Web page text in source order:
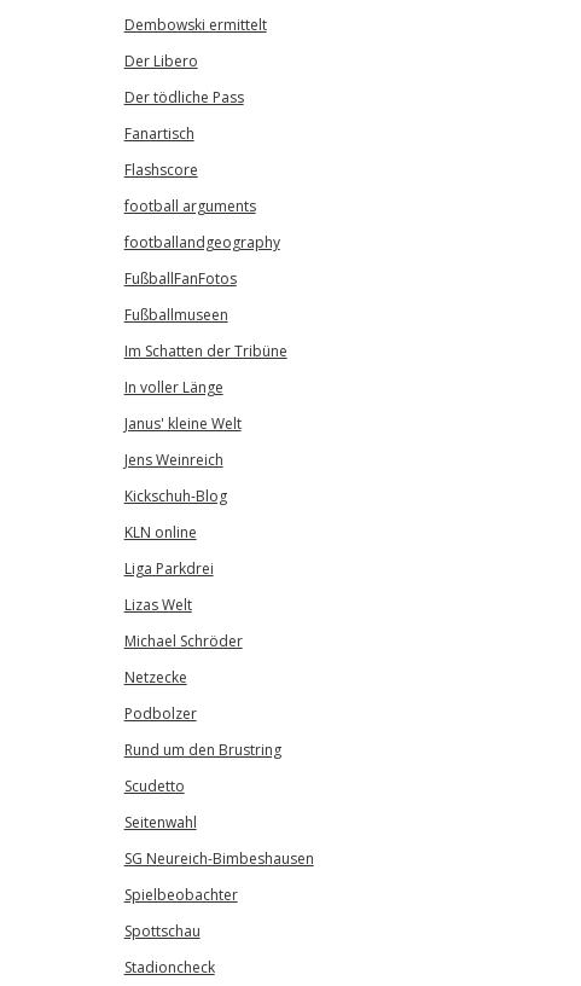
Dembowski ermittelt
Der Libero
Der tödliche Pass
Fanartisch
Flashscore
football arguments
footballandgeography
FußballFanFotos
Fußballmuseen
Im Schatten der Tribüne
In voller Länge
Janus' kleine Welt
Jens Weinreich
Kickschuh-Blog
KLN online
Liga Parkdrei
Lizas Welt
Michael Schröder
Netzecke
Podbolzer
Rund um den Brustring
Scudetto
Seitenwahl
SG Neureich-Bimbeshausen
Spielbeobachter
Spottschau
Stadioncheck